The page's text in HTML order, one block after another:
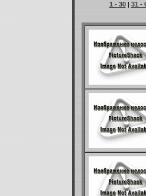
1 - 30| 31 -